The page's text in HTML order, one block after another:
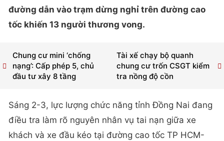
đường dẫn vào trạm dừng nghỉ trên đường cao
tốc khiến 13 người thương vong.
Tài xế chạy bộ quanh
chung cư trốn CSGT kiểm
tra nồng độ cồn
Chung cư mini ‘chống
nạng’: Cấp phép 5, chủ
đầu tư xây 8 tầng
Sáng 2-3, lực lượng chức năng tỉnh Đồng Nai đang
điều tra làm rõ nguyên nhân vụ tai nạn giữa xe
khách và xe đầu kéo tại đường cao tốc TP HCM-